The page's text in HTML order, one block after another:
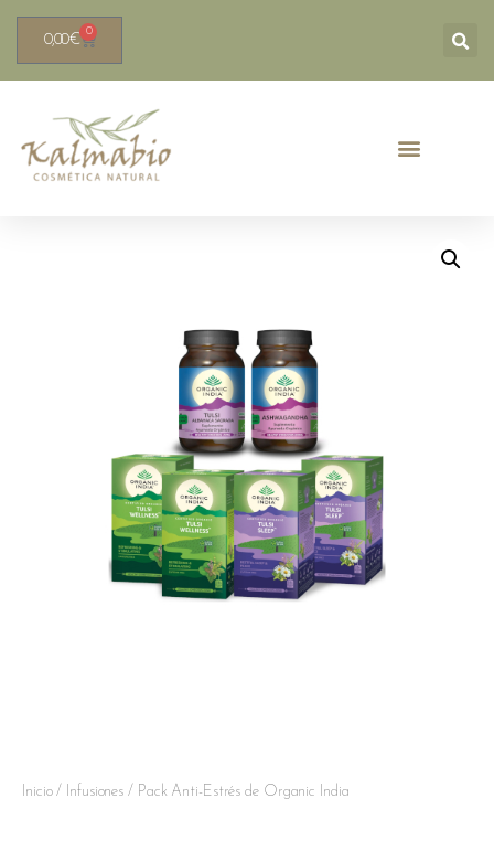
0,00€
0
Inicio/ Infusiones / Pack Anti-Estrés de Organic India